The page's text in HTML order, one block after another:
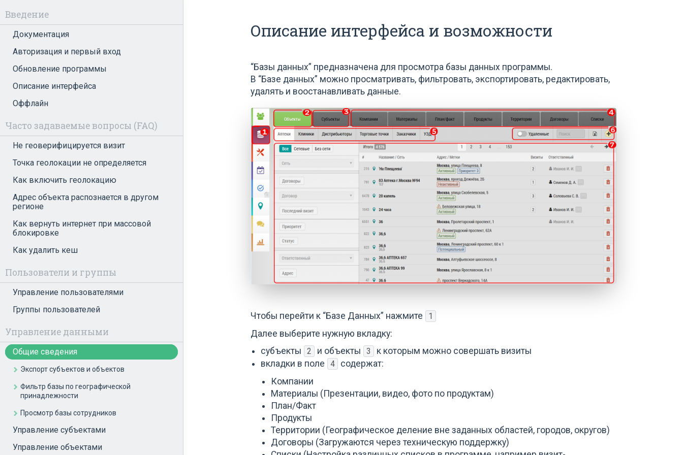
Введение
Документация
Авторизация и первый вход
Обновление программы
Описание интерфейса
Оффлайн
Часто задаваемые вопросы (FAQ)
Не геоверифицируется визит
Точка геолокации не определяется
Как включить геолокацию
Адрес объекта распознается в другом
регионе
Как вернуть интернет при массовой
блокировке
Как удалить кеш
Пользователи и группы
Управление пользователями
Группы пользователей
Управление данными
Общие сведения
Экспорт субъектов и объектов
Фильтр базы по географической
принадлежности
Просмотр базы сотрудников
Управление субъектами
Управление объектами
Описание интерфейса и возможности
“Базы данных” предназначена для просмотра базы данных программы.
В “Базе данных” можно просматривать, фильтровать, экспортировать, редактировать,
удалять и воостанавливать данные.
Чтобы перейти к “Базе Данных” нажмите 1
Далее выберите нужную вкладку:
субъекты
2 и объекты 3
к которым можно совершать визиты
вкладки в поле
4
содержат:
Компании
Материалы (Презентации, видео, фото по продуктам)
План/Факт
Продукты
Территории (Географическое деление вне заданных областей, городов, округов)
Договоры (Загружаются через техническую поддержку)